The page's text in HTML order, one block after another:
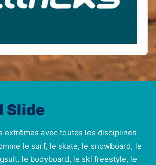
Slide
extrêmes avec toutes les disciplines
le surf, le skate, le snowboard, le
le bodyboard, le ski freestyle, le